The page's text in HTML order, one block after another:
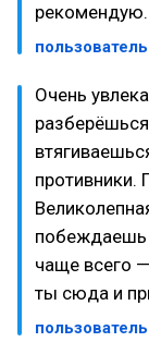
рекомендую.
пользователь
Очень
противники.
побеждаешь
чаще всего
ты сюда и
пользователь